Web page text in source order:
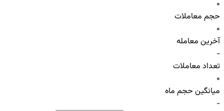
0
حجم معاملات
0
آخرین معامله
-
تعداد معاملات
0
میانگین حجم ماه
-